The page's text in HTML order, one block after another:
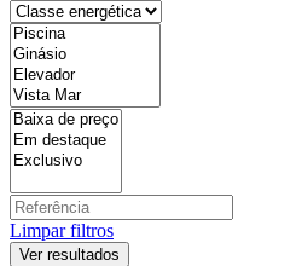
Limpar filtros